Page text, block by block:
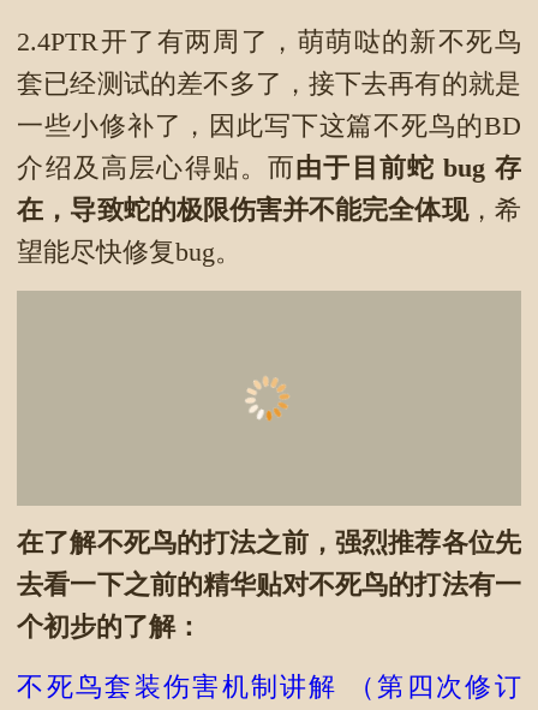
2.4PTR开了有两周了，萌萌哒的新不死鸟
套已经测试的差不多了，接下去再有的就是
一些小修补了，因此写下这篇不死鸟的BD
介绍及高层心得贴。而由于目前蛇 bug 存
在，导致蛇的极限伤害并不能完全体现，希
望能尽快修复bug。
在了解不死鸟的打法之前，强烈推荐各位先
去看一下之前的精华贴对不死鸟的打法有一
个初步的了解：
不死鸟套装伤害机制讲解 （第四次修订